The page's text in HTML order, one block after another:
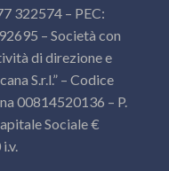
322574 – PEC:
– Società con
di direzione e
S.r.l.” – Codice
00814520136 – P.
Sociale €